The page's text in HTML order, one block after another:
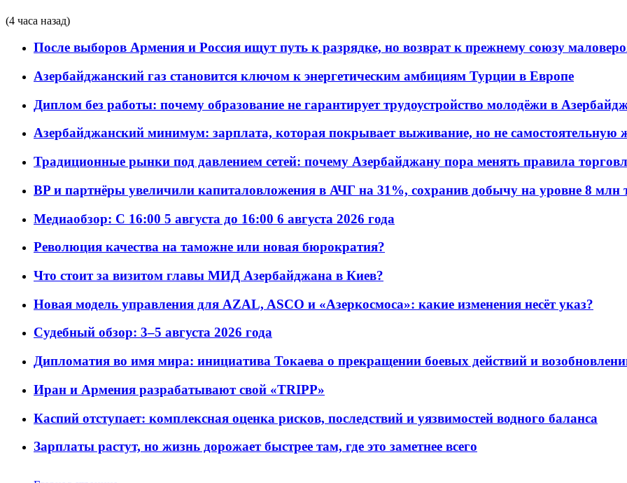
(4 часа назад)
После выборов Армения и Россия ищут путь к разрядке, но возврат к прежнему союзу
Азербайджанский газ становится ключом к энергетическим амбициям Турции в Европе
Диплом без работы: почему образование не гарантирует трудоустройство молодёжи в
Азербайджанский минимум: зарплата, которая покрывает выживание, но не самостоятельную
Традиционные рынки под давлением сетей: почему Азербайджану пора менять правила
BP и партнёры увеличили капиталовложения в АЧГ на 31%, сохранив добычу на уровне 8 млн
Медиаобзор: С 16:00 5 августа до 16:00 6 августа 2026 года
Революция качества на таможне или новая бюрократия?
Что стоит за визитом главы МИД Азербайджана в Киев?
Новая модель управления для AZAL, ASCO и «Азеркосмоса»: какие изменения несёт указ?
Судебный обзор: 3–5 августа 2026 года
Дипломатия во имя мира: инициатива Токаева о прекращении боевых действий и
Иран и Армения разрабатывают свой «TRIPP»
Каспий отступает: комплексная оценка рисков, последствий и уязвимостей водного баланса
Зарплаты растут, но жизнь дорожает быстрее там, где это заметнее всего